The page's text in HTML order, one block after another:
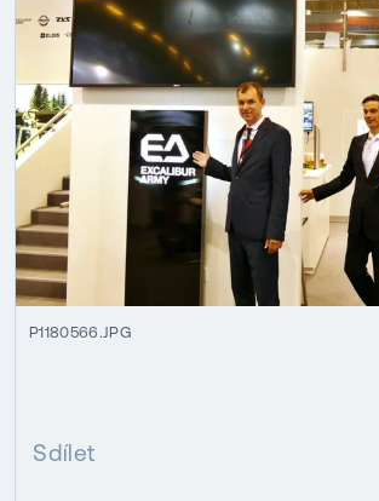
P1180566.JPG
Sdílet